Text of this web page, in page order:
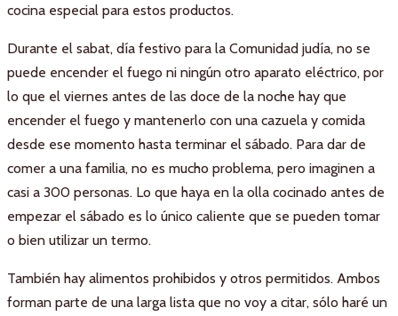
cocina especial para estos productos.
Durante el sabat, día festivo para la Comunidad judía, no se
puede encender el fuego ni ningún otro aparato eléctrico, por
lo que el viernes antes de las doce de la noche hay que
encender el fuego y mantenerlo con una cazuela y comida
desde ese momento hasta terminar el sábado. Para dar de
comer a una familia, no es mucho problema, pero imaginen a
casi a 300 personas. Lo que haya en la olla cocinado antes de
empezar el sábado es lo único caliente que se pueden tomar
o bien utilizar un termo.
También hay alimentos prohibidos y otros permitidos. Ambos
forman parte de una larga lista que no voy a citar, sólo haré un